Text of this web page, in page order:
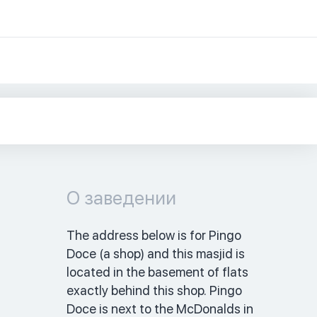
О заведении
The address below is for Pingo
Doce (a shop) and this masjid is
located in the basement of flats
exactly behind this shop. Pingo
Doce is next to the McDonalds in